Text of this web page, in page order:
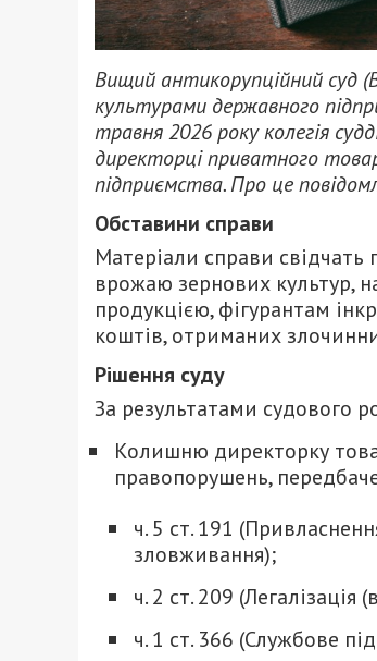
Вищий антикорупційний суд
культурами державного
травня 2026 року колегія
директорці приватного
підприємства. Про це
Обставини справи
Матеріали справи
врожаю зернових культур,
продукцією, фігурантам
коштів, отриманих
Рішення суду
За результатами судового
Колишню директорку
правопорушень,
ч. 5 ст. 191
зловживання);
ч. 2 ст. 209
ч. 1 ст. 366 (Службове